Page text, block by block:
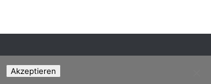
Akzeptieren